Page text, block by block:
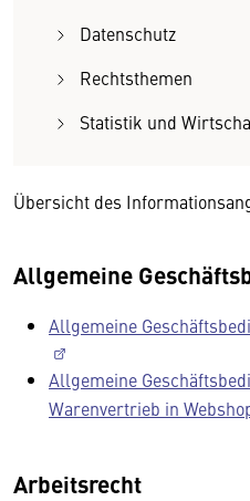
Datenschutz
Rechtsthemen
Statistik und
Übersicht des
Allgemeine
Allgemeine
Allgemeine
Warenvertrieb in
Arbeitsrecht